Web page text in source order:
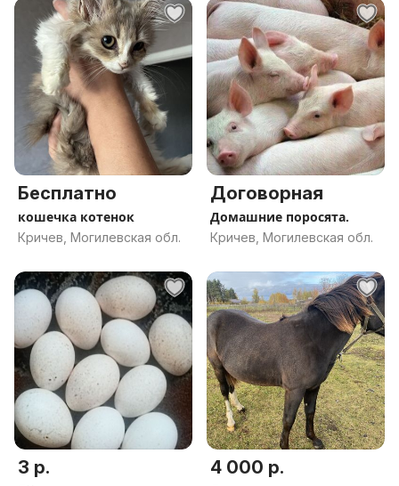
Бесплатно
кошечка котенок
Кричев, Могилевская обл.
Договорная
Домашние поросята.
Кричев, Могилевская обл.
3 р. 4 000 р.